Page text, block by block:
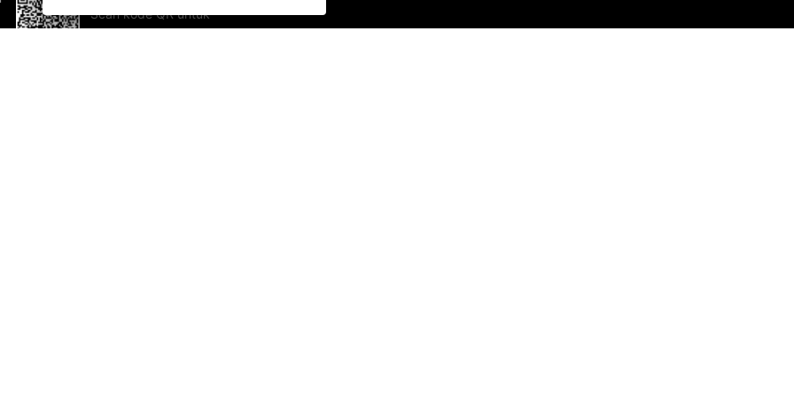
Scan kode QR untuk
mengunduh sekarang!